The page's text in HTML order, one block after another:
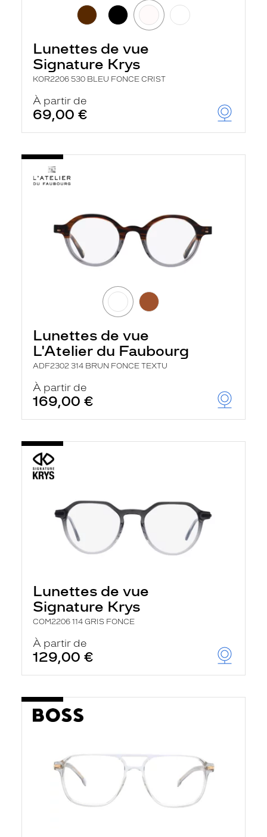
Lunettes de vue
Signature Krys
KOR2206 530 BLEU FONCE CRIST
À partir de
69,00 €
Lunettes de vue
L'Atelier du Faubourg
ADF2302 314 BRUN FONCE TEXTU
À partir de
169,00 €
Lunettes de vue
Signature Krys
COM2206 114 GRIS FONCE
À partir de
129,00 €